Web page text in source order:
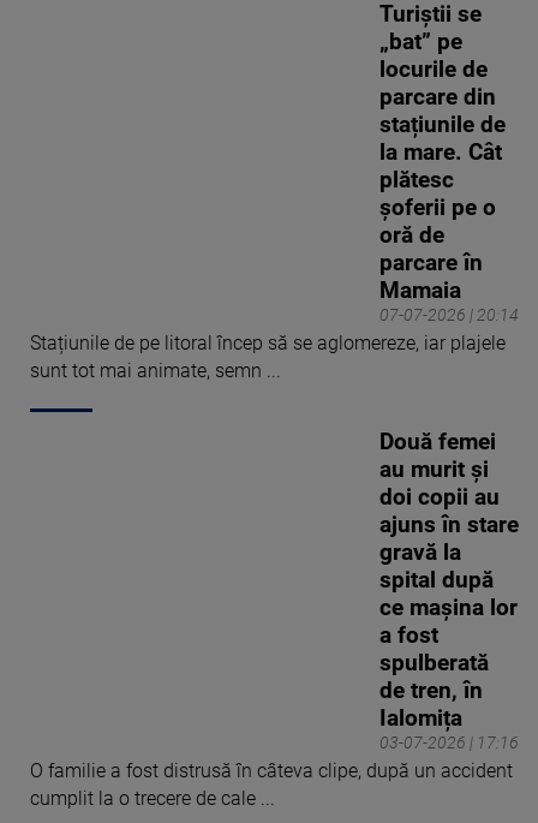
07-07-2026 | 20:14
Turiștii se
„bat” pe
locurile de
parcare din
stațiunile de
la mare. Cât
plătesc
șoferii pe o
oră de
parcare în
Mamaia
Stațiunile de pe litoral încep să se aglomereze, iar plajele
sunt tot mai animate, semn ...
03-07-2026 | 17:16
Două femei
au murit și
doi copii au
ajuns în stare
gravă la
spital după
ce mașina lor
a fost
spulberată
de tren, în
Ialomița
O familie a fost distrusă în câteva clipe, după un accident
cumplit la o trecere de cale ...